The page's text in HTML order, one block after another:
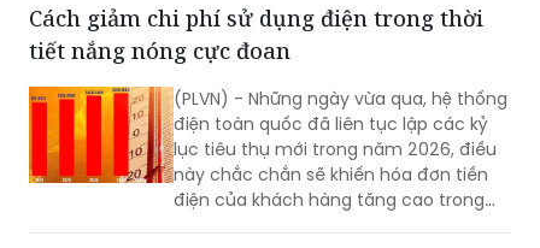
Cách giảm chi phí sử dụng điện trong thời
tiết nắng nóng cực đoan
(PLVN) - Những ngày vừa qua, hệ thống
điện toàn quốc đã liên tục lập các kỷ
lục tiêu thụ mới trong năm 2026, điều
này chắc chắn sẽ khiến hóa đơn tiền
điện của khách hàng tăng cao trong